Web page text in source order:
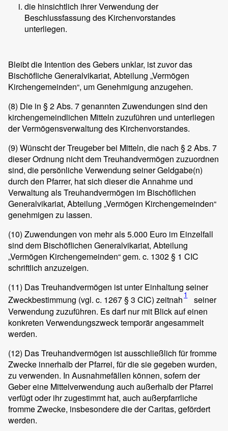
die hinsichtlich ihrer Verwendung der
Beschlussfassung des Kirchenvorstandes
unterliegen.
Bleibt die Intention des Gebers unklar, ist zuvor das
Bischöfliche Generalvikariat, Abteilung „Vermögen
Kirchengemeinden“, um Genehmigung anzugehen.
(8) Die in § 2 Abs. 7 genannten Zuwendungen sind den
kirchengemeindlichen Mitteln zuzuführen und unterliegen
der Vermögensverwaltung des Kirchenvorstandes.
(9) Wünscht der Treugeber bei Mitteln, die nach § 2 Abs. 7
dieser Ordnung nicht dem Treuhandvermögen zuzuordnen
sind, die persönliche Verwendung seiner Geldgabe(n)
durch den Pfarrer, hat sich dieser die Annahme und
Verwaltung als Treuhandvermögen im Bischöflichen
Generalvikariat, Abteilung „Vermögen Kirchengemeinden“
genehmigen zu lassen.
(10) Zuwendungen von mehr als 5.000 Euro im Einzelfall
sind dem Bischöflichen Generalvikariat, Abteilung
„Vermögen Kirchengemeinden“ gem. c. 1302 § 1 CIC
schriftlich anzuzeigen.
(11) Das Treuhandvermögen ist unter Einhaltung seiner
Zweckbestimmung (vgl. c. 1267 § 3 CIC) zeitnah 1
seiner
Verwendung zuzuführen. Es darf nur mit Blick auf einen
konkreten Verwendungszweck temporär angesammelt
werden.
(12) Das Treuhandvermögen ist ausschließlich für fromme
Zwecke innerhalb der Pfarrei, für die sie gegeben wurden,
zu verwenden. In Ausnahmefällen können, sofern der
Geber eine Mittelverwendung auch außerhalb der Pfarrei
verfügt oder ihr zugestimmt hat, auch außerpfarrliche
fromme Zwecke, insbesondere die der Caritas, gefördert
werden.